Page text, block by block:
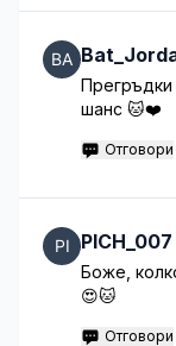
Прегръдки
шанс 🐱❤️
Отговори
PICH_007
Боже,
😍🐱
Отговори